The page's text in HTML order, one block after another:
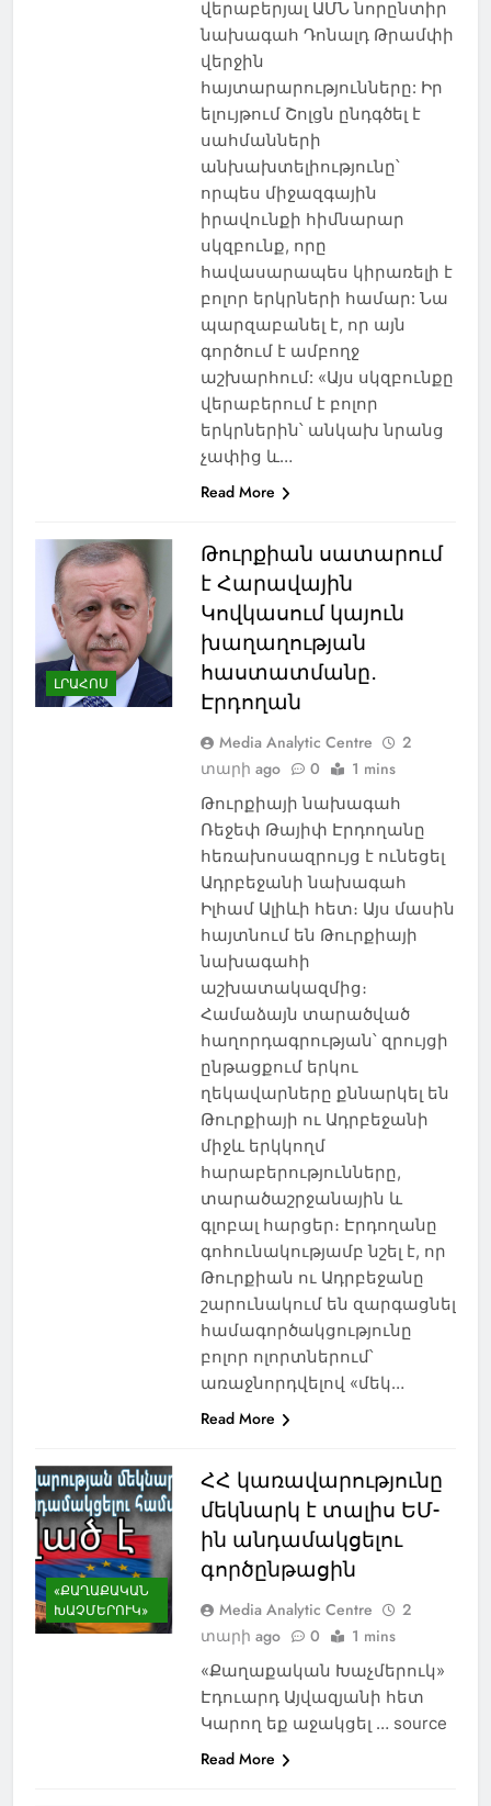
վերաբերյալ ԱՄՆ նորընտիր
նախագահ Դոնալդ Թրամփի
վերջին
հայտարարությունները: Իր
ելույթում Շոլցն ընդգծել է
սահմանների
անխախտելիությունը՝
որպես միջազգային
իրավունքի հիմնարար
սկզբունք, որը
հավասարապես կիրառելի է
բոլոր երկրների համար: Նա
պարզաբանել է, որ այն
գործում է ամբողջ
աշխարհում: «Այս սկզբունքը
վերաբերում է բոլոր
երկրներին՝ անկախ նրանց
չափից և…
Read More
ԼՐԱՀՈՍ
Թուրքիան սատարում
է Հարավային
Կովկասում կայուն
խաղաղության
հաստատմանը․
Էրդողան
Media Analytic Centre
2
տարի ago
0 1 mins
Թուրքիայի նախագահ
Ռեջեփ Թայիփ Էրդողանը
հեռախոսազրույց է ունեցել
Ադրբեջանի նախագահ
Իլհամ Ալիևի հետ։ Այս մասին
հայտնում են Թուրքիայի
նախագահի
աշխատակազմից։
Համաձայն տարածված
հաղորդագրության՝ զրույցի
ընթացքում երկու
ղեկավարները քննարկել են
Թուրքիայի ու Ադրբեջանի
միջև երկկողմ
հարաբերությունները,
տարածաշրջանային և
գլոբալ հարցեր։ Էրդողանը
գոհունակությամբ նշել է, որ
Թուրքիան ու Ադրբեջանը
շարունակում են զարգացնել
համագործակցությունը
բոլոր ոլորտներում՝
առաջնորդվելով «մեկ…
Read More
«ՔԱՂԱՔԱԿԱՆ
ԽԱՉՄԵՐՈՒԿ»
ՀՀ կառավարությունը
մեկնարկ է տալիս ԵՄ-
ին անդամակցելու
գործընթացին
Media Analytic Centre
2
տարի ago
0 1 mins
«Քաղաքական Խաչմերուկ»
Էդուարդ Այվազյանի հետ
Կարող եք աջակցել … source
Read More